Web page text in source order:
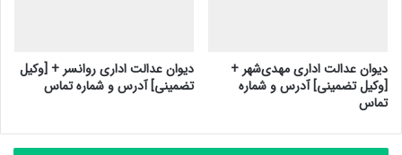
دیوان عدالت اداری مهدی‌شهر +
[وکیل تضمینی] آدرس و شماره
تماس
دیوان عدالت اداری روانسر + [وکیل
تضمینی] آدرس و شماره تماس